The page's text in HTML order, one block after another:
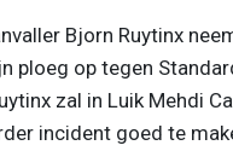
Bjorn Ruytinx
ploeg op tegen
zal in Luik Mehdi
incident goed te